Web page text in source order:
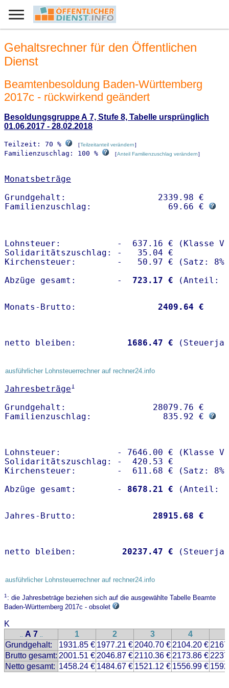
Gehaltsrechner für den Öffentlichen
Dienst
Beamtenbesoldung Baden-Württemberg
2017c - rückwirkend geändert
Besoldungsgruppe A 7, Stufe 8, Tabelle ursprünglich
01.06.2017 - 28.02.2018
Teilzeit: 70 % [Teilzeitanteil verändern]
Familienzuschlag: 100 % [Anteil Familienzuschlag verändern]
Monatsbeträge
Grundgehalt:                  2339.98 €
Familienzuschlag:               69.66 €
Lohnsteuer:           -  637.16 € (Klasse V)
Solidaritätszuschlag: -   35.04 €
Kirchensteuer:        -   50.97 € (Satz: 8%)
Abzüge gesamt:        -
  723.17 €
Monats-Brutto: 2409.64 €
netto bleiben: 1686.47 €
ausführlicher Lohnsteuerrechner auf rechner24.info
Jahresbeträge1
Grundgehalt:                 28079.76 €
Familienzuschlag:              835.92 €
Lohnsteuer:           - 7646.00 € (Klasse V)
Solidaritätszuschlag: -  420.53 €
Kirchensteuer:        -  611.68 € (Satz: 8%)
Abzüge gesamt:        -
8678.21 €
Jahres-Brutto: 28915.68 €
netto bleiben: 20237.47 €
ausführlicher Lohnsteuerrechner auf rechner24.info
1: die Jahresbeträge beziehen sich auf die ausgewählte Tabelle Beamte
Baden-Württemberg 2017c - obsolet
K
.. A 7 .. 1 2 3 4
Grundgehalt:
1931.85 € 1977.21 € 2040.70 € 2104.20 €
Brutto gesamt: 2001.51 € 2046.87 € 2110.36 € 2173.86 €
Netto gesamt: 1458.24 € 1484.67 € 1521.12 € 1556.99 €